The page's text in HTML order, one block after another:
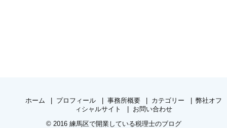
ホーム プロフィール 事務所概要 カテゴリー
弊社オフ
ィシャルサイト
お問い合わせ
© 2016 練馬区で開業している税理士のブログ